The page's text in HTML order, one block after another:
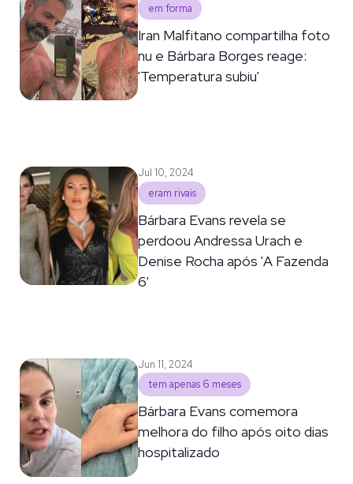
em forma
Iran Malfitano compartilha foto
nu e Bárbara Borges reage:
'Temperatura subiu'
Jul 10, 2024
eram rivais
Bárbara Evans revela se
perdoou Andressa Urach e
Denise Rocha após 'A Fazenda
6'
Jun 11, 2024
tem apenas 6 meses
Bárbara Evans comemora
melhora do filho após oito dias
hospitalizado